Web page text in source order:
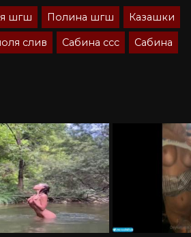
шгш Полина шгш Казашки
слив Сабина ссс Сабина